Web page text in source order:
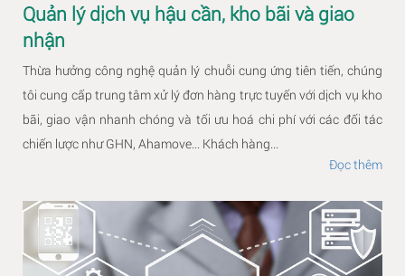
Quản lý dịch vụ hậu cần, kho bãi và giao
nhận
Thừa hưởng công nghệ quản lý chuỗi cung ứng tiên tiến, chúng
tôi cung cấp trung tâm xử lý đơn hàng trực tuyến với dịch vụ kho
bãi, giao vận nhanh chóng và tối ưu hoá chi phí với các đối tác
chiến lược như GHN, Ahamove... Khách hàng...
Đọc thêm